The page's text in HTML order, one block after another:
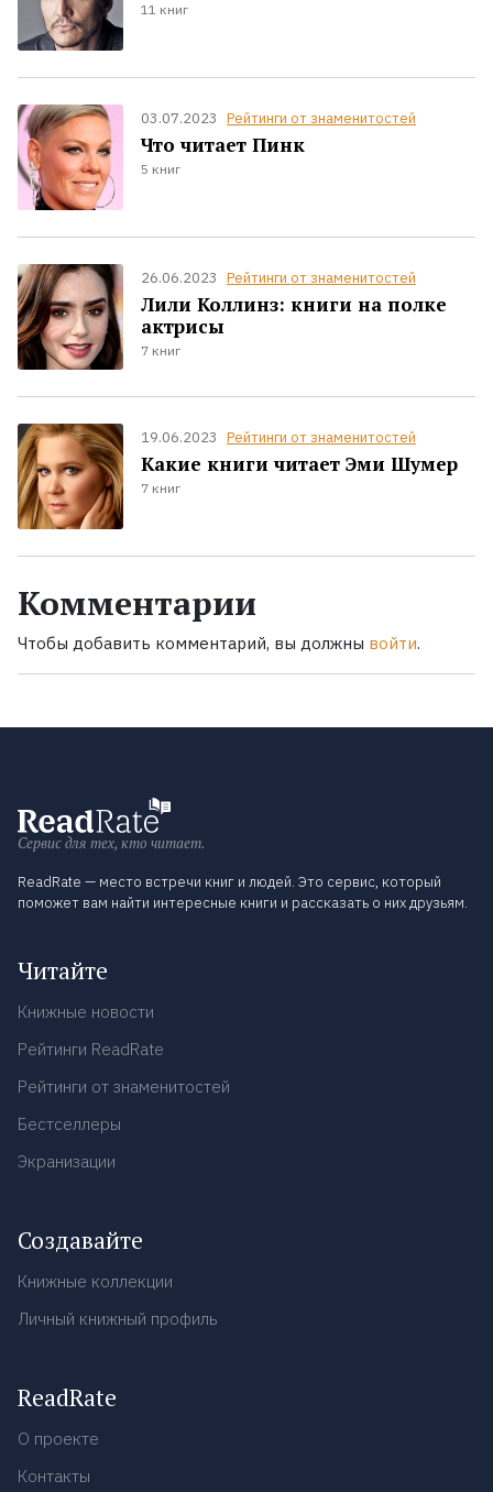
11 книг
03.07.2023 Рейтинги от знаменитостей
Что читает Пинк
5 книг
26.06.2023 Рейтинги от знаменитостей
Лили Коллинз: книги на полке
актрисы
7 книг
19.06.2023 Рейтинги от знаменитостей
Какие книги читает Эми Шумер
7 книг
Комментарии
Чтобы добавить комментарий, вы должны войти.
Сервис для тех, кто читает.
ReadRate — место встречи книг и людей. Это сервис, который
поможет вам найти интересные книги и рассказать о них друзьям.
Читайте
Книжные новости
Рейтинги ReadRate
Рейтинги от знаменитостей
Бестселлеры
Экранизации
Создавайте
Книжные коллекции
Личный книжный профиль
ReadRate
О проекте
Контакты